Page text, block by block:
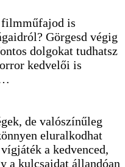
filmműfajod is
Görgesd végig
dolgokat tudhatsz
kedvelői is
de valószínűleg
eluralkodhat
a kedvenced,
a kulcsaidat állandóan